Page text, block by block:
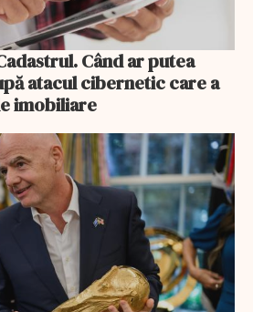
Când ar putea
atacul cibernetic care a
imobiliare